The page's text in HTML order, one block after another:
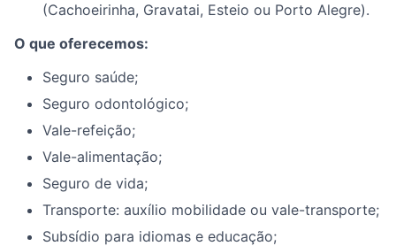
(Cachoeirinha, Gravatai, Esteio ou Porto Alegre).
O que oferecemos:
Seguro saúde;
Seguro odontológico;
Vale-refeição;
Vale-alimentação;
Seguro de vida;
Transporte: auxílio mobilidade ou vale-transporte;
Subsídio para idiomas e educação;